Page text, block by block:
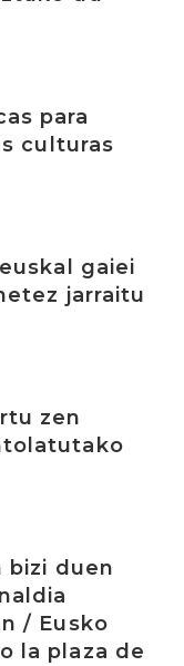
para
culturas
gaiei
jarraitu
zen
bizi duen
/ Eusko
la plaza de